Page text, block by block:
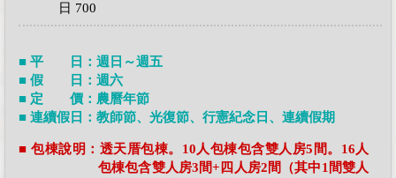
日 700
■ 平 日：週日～週五
■ 假 日：週六
■ 定 價：農曆年節
■ 連續假日：教師節、光復節、行憲紀念日、連續假期
■ 包棟說明：透天厝包棟。10人包棟包含雙人房5間。16人
包棟包含雙人房3間+四人房2間（其中1間雙人